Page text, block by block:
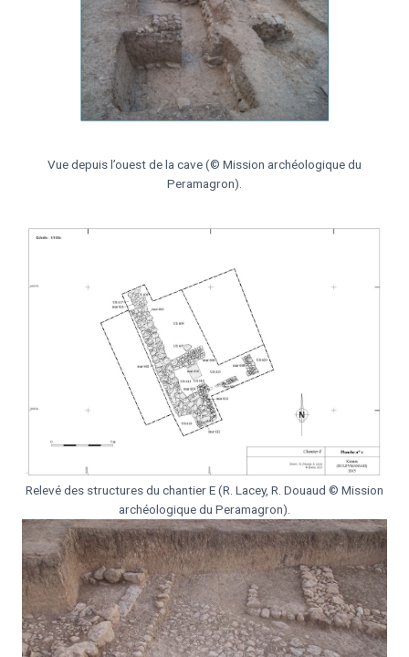
Vue depuis l’ouest de la cave (© Mission archéologique du
Peramagron).
Relevé des structures du chantier E (R. Lacey, R. Douaud © Mission
archéologique du Peramagron).